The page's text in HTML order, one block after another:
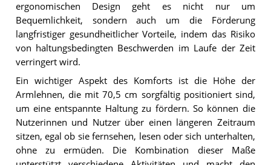
ergonomischen Design geht es nicht nur um
Bequemlichkeit, sondern auch um die Förderung
langfristiger gesundheitlicher Vorteile, indem das Risiko
von haltungsbedingten Beschwerden im Laufe der Zeit
verringert wird.
Ein wichtiger Aspekt des Komforts ist die Höhe der
Armlehnen, die mit 70,5 cm sorgfältig positioniert sind,
um eine entspannte Haltung zu fördern. So können die
Nutzerinnen und Nutzer über einen längeren Zeitraum
sitzen, egal ob sie fernsehen, lesen oder sich unterhalten,
ohne zu ermüden. Die Kombination dieser Maße